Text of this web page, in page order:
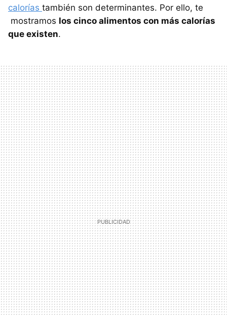
calorías también son determinantes. Por ello, te
mostramos los cinco alimentos con más calorías
que existen.